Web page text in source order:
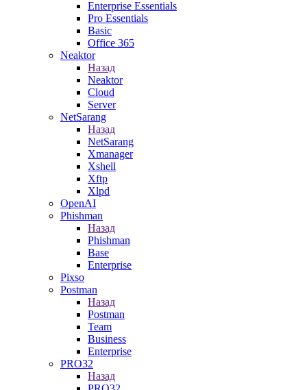
Enterprise Essentials
Pro Essentials
Basic
Office 365
Neaktor
Назад
Neaktor
Cloud
Server
NetSarang
Назад
NetSarang
Xmanager
Xshell
Xftp
Xlpd
OpenAI
Phishman
Назад
Phishman
Base
Enterprise
Pixso
Postman
Назад
Postman
Team
Business
Enterprise
PRO32
Назад